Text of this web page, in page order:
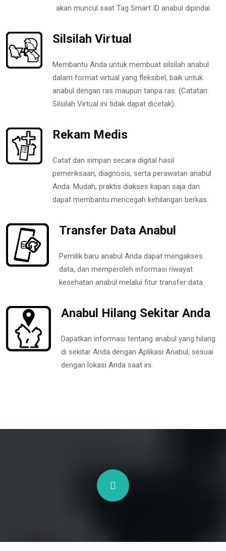
akan muncul saat Tag Smart ID anabul dipindai.
Silsilah Virtual
Membantu Anda untuk membuat silsilah anabul
dalam format virtual yang fleksibel, baik untuk
anabul dengan ras maupun tanpa ras. (Catatan:
Silsilah Virtual ini tidak dapat dicetak).
Rekam Medis
Catat dan simpan secara digital hasil
pemeriksaan, diagnosis, serta perawatan anabul
Anda. Mudah, praktis diakses kapan saja dan
dapat membantu mencegah kehilangan berkas.
Transfer Data Anabul
Pemilik baru anabul Anda dapat mengakses
data, dan memperoleh informasi riwayat
kesehatan anabul melalui fitur transfer data.
Anabul Hilang Sekitar Anda
Dapatkan informasi tentang anabul yang hilang
di sekitar Anda dengan Aplikasi Anabul, sesuai
dengan lokasi Anda saat ini.